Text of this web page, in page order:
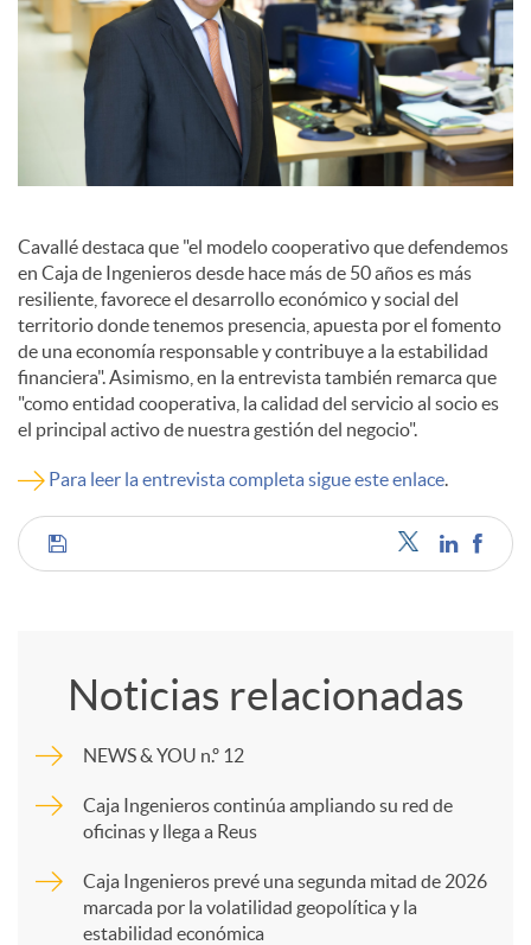
n
e
n
i
d
o
s
Cavallé destaca que "el modelo cooperativo que defendemos
en Caja de Ingenieros desde hace más de 50 años es más
resiliente, favorece el desarrollo económico y social del
territorio donde tenemos presencia, apuesta por el fomento
de una economía responsable y contribuye a la estabilidad
financiera". Asimismo, en la entrevista también remarca que
"como entidad cooperativa, la calidad del servicio al socio es
el principal activo de nuestra gestión del negocio".
Para leer la entrevista completa sigue este enlace.
C
p
a
Noticias relacionadas
NEWS & YOU n.º 12
Caja Ingenieros continúa ampliando su red de
oficinas y llega a Reus
Caja Ingenieros prevé una segunda mitad de 2026
marcada por la volatilidad geopolítica y la
estabilidad económica